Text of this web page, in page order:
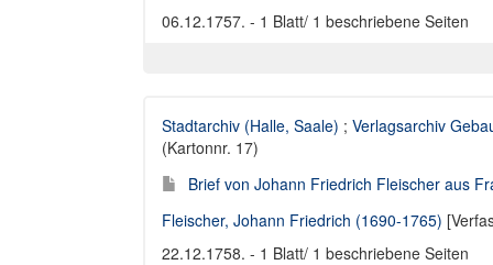
06.12.1757. - 1 Blatt/ 1 beschriebene Seiten
Stadtarchiv (Halle, Saale) ; Verlagsarchiv
(Kartonnr. 17)
Brief von Johann Friedrich Fleischer aus
Fleischer, Johann Friedrich (1690-1765)
22.12.1758. - 1 Blatt/ 1 beschriebene Seiten